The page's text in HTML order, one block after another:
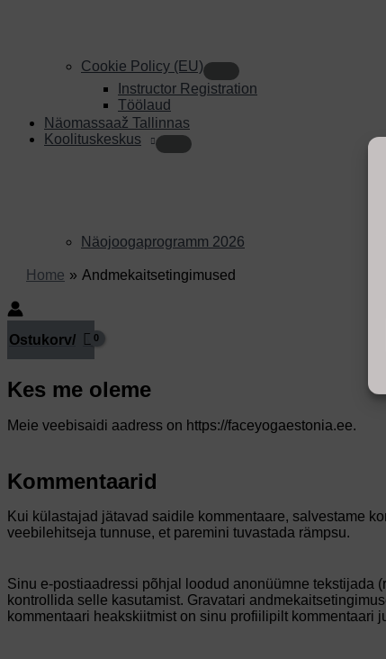
Cookie Policy (EU)
Instructor Registration
Töölaud
Näomassaaž Tallinnas
Koolituskeskus
Näojoogaprogramm 2026
Home Andmekaitsetingimused
Ostukorv/
Kes me oleme
Meie veebisaidi aadress on https://faceyogaestonia.ee.
Kommentaarid
Kui külastajad jätavad saidile kommentaare, salvestame
veebilehitseja tunnuse, et paremini tuvastada rämpsu.
Sinu e-postiaadressi põhjal loodud anonüümne tekstijada
kontrollida selle kasutamist. Gravatari
kommentaari heakskiitmist on sinu profiilipilt kommentaari